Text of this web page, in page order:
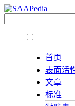
首页
表面活
文章
标准